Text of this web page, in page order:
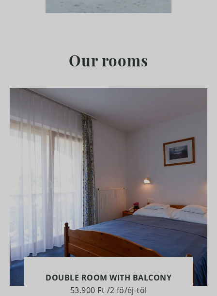
Our rooms
DOUBLE ROOM WITH BALCONY
53.900 Ft /2 fő/éj-től